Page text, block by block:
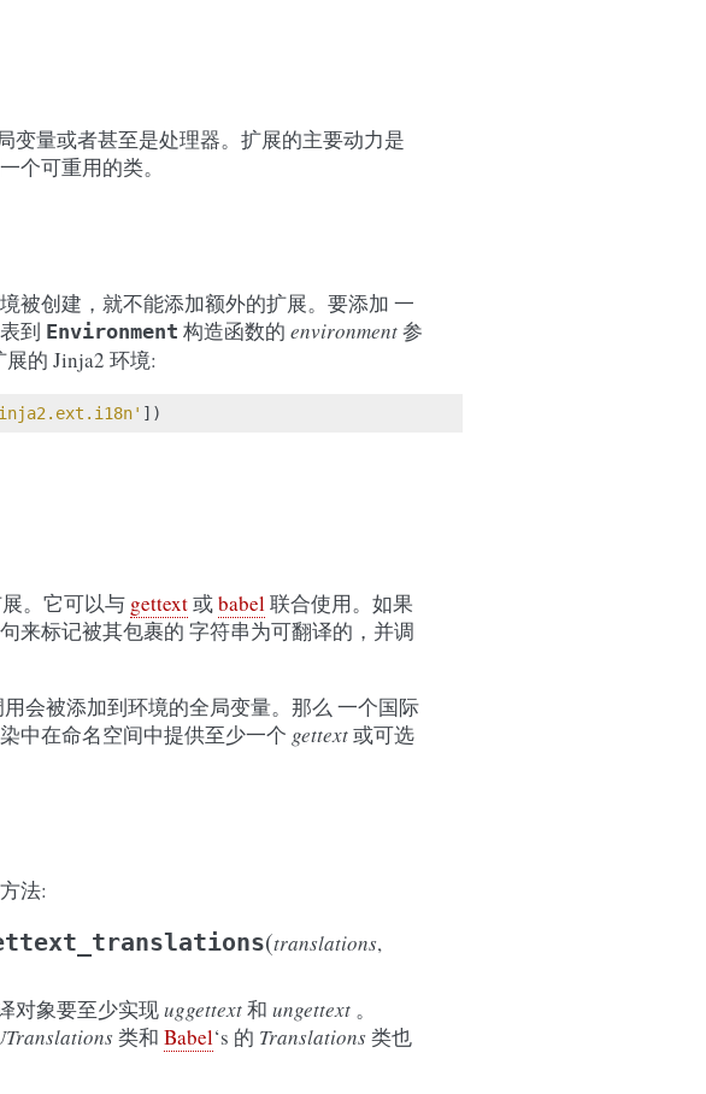
变量或者甚至是处理器。扩展的主要动力是
个可重用的类。
被创建，就不能添加额外的扩展。要添加 一
到 Environment 构造函数的 environment参
的 Jinja2 环境:
])
。它可以与 gettext或babel联合使用。如果
来标记被其包裹的 字符串为可翻译的，并调
会被添加到环境的全局变量。那么 一个国际
中在命名空间中提供至少一个 gettext或可选
法:
(translations,
对象要至少实现uggettext和 ungettext 。
类和 Babel‘s 的 Translations类也